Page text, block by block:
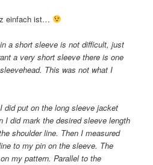
einfach ist…
a short sleeve is not difficult, just
a very short sleeve there is one
This was not what I
put on the long sleeve jacket
I did mark the desired sleeve length
shoulder line. Then I measured
to my pin on the sleeve. The
my pattern. Parallel to the